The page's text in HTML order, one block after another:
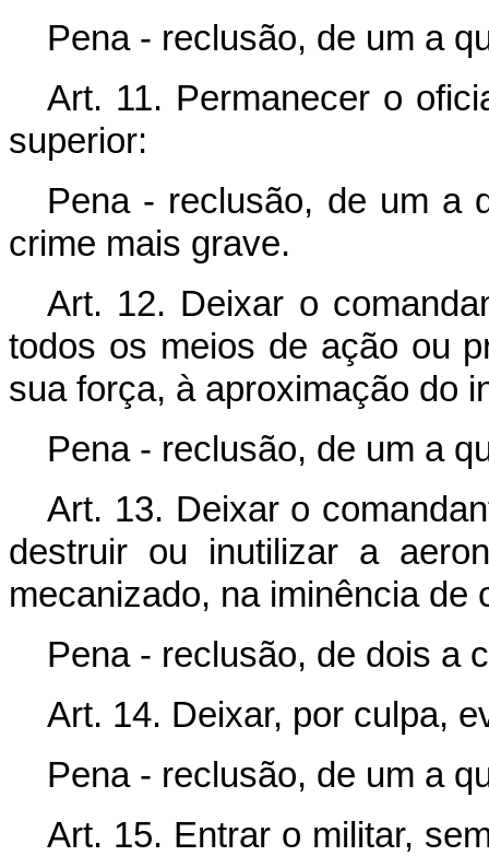
Pena - reclusão, de um a
Art. 11. Permanecer o
superior:
Pena - reclusão, de um a
crime mais grave.
Art. 12. Deixar o
todos os meios de ação ou
sua força, à aproximação do
Pena - reclusão, de um a
Art. 13. Deixar o
destruir ou inutilizar a
mecanizado, na iminência de
Pena - reclusão, de dois a
Art. 14. Deixar, por culpa,
Pena - reclusão, de um a
Art. 15. Entrar o militar,